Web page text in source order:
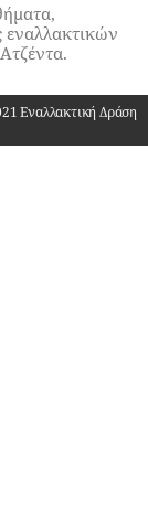
εναλλακτικών
Εναλλακτική Δράση